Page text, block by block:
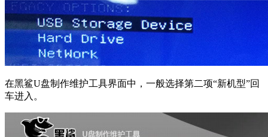
在黑鲨U盘制作维护工具界面中，一般选择第二项“新机型”回
车进入。